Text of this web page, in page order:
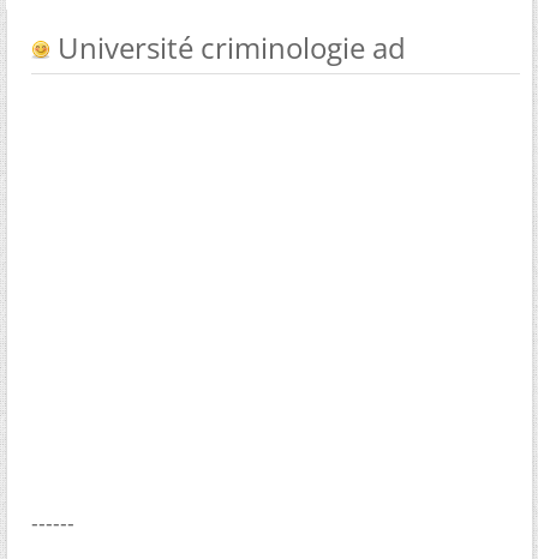
Université criminologie ad
------